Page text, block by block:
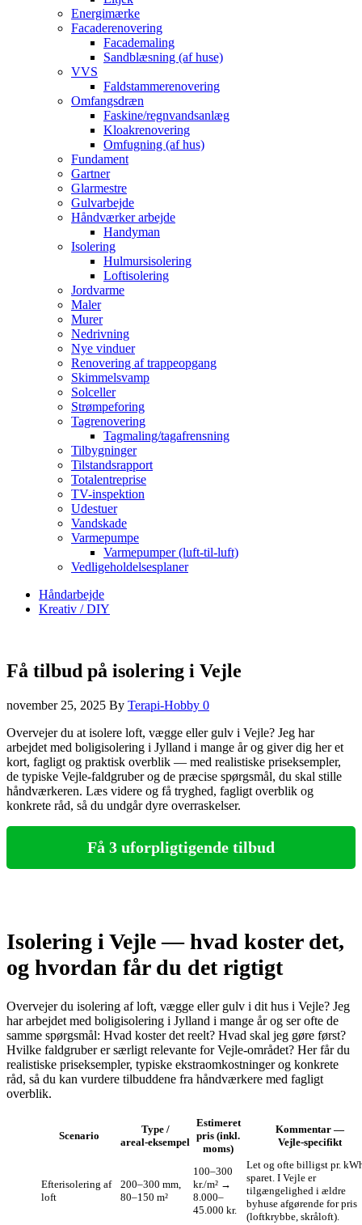
Energimærke
Facaderenovering
Facademaling
Sandblæsning (af huse)
VVS
Faldstammerenovering
Omfangsdræn
Faskine/regnvandsanlæg
Kloakrenovering
Omfugning (af hus)
Fundament
Gartner
Glarmestre
Gulvarbejde
Håndværker arbejde
Handyman
Isolering
Hulmursisolering
Loftisolering
Jordvarme
Maler
Murer
Nedrivning
Nye vinduer
Renovering af trappeopgang
Skimmelsvamp
Solceller
Strømpeforing
Tagrenovering
Tagmaling/tagafrensning
Tilbygninger
Tilstandsrapport
Totalentreprise
TV-inspektion
Udestuer
Vandskade
Varmepumpe
Varmepumper (luft-til-luft)
Vedligeholdelsesplaner
Håndarbejde
Kreativ / DIY
Få tilbud på isolering i Vejle
november 25, 2025 By Terapi-Hobby 0
Overvejer du at isolere loft, vægge eller gulv i Vejle? Jeg har
arbejdet med boligisolering i Jylland i mange år og giver dig her et
kort, fagligt og praktisk overblik — med realistiske priseksempler,
de typiske Vejle‑faldgruber og de præcise spørgsmål, du skal stille
håndværkeren. Læs videre og få tryghed, fagligt overblik og
konkrete råd, så du undgår dyre overraskelser.
Få 3 uforpligtigende tilbud
Isolering i Vejle — hvad koster det,
og hvordan får du det rigtigt
Overvejer du isolering af loft, vægge eller gulv i dit hus i Vejle? Jeg
har arbejdet med boligisolering i Jylland i mange år og ser ofte de
samme spørgsmål: Hvad koster det reelt? Hvad skal jeg gøre først?
Hvilke faldgruber er særligt relevante for Vejle-området? Her får du
realistiske priseksempler, typiske ekstraomkostninger og konkrete
råd, så du kan vurdere tilbuddene fra håndværkere med fagligt
overblik.
Scenario
Type /
areal‑eksempel
Estimeret
pris (inkl.
moms)
Kommentar —
Vejle‑specifikt
Efterisolering af
loft
200–300 mm,
80–150 m²
100–300
kr./m² →
8.000–
45.000 kr.
Let og ofte billigst pr.
sparet. I Vejle er
tilgængelighed i ældre
byhuse afgørende for pris
(loftkrybbe, skråloft).